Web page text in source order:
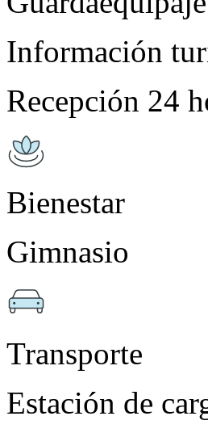
Información
Recepción 24
Bienestar
Gimnasio
Transporte
Estación de